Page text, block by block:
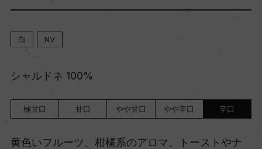
白 NV
シャルドネ 100%
極甘口 甘口 やや甘口 やや辛口 辛口
黄色いフルーツ、柑橘系のアロマ。トーストやナ